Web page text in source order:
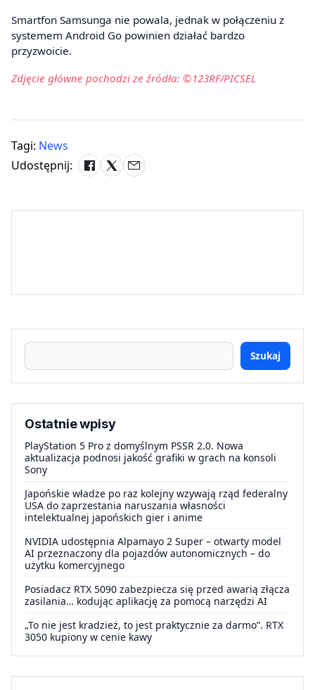
Smartfon Samsunga nie powala, jednak w połączeniu z
systemem Android Go powinien działać bardzo
przyzwoicie.
Zdjęcie główne pochodzi ze źródła: ©123RF/PICSEL
Tagi: News
Udostępnij:
Szukaj
Ostatnie wpisy
PlayStation 5 Pro z domyślnym PSSR 2.0. Nowa
aktualizacja podnosi jakość grafiki w grach na konsoli
Sony
Japońskie władze po raz kolejny wzywają rząd federalny
USA do zaprzestania naruszania własności
intelektualnej japońskich gier i anime
NVIDIA udostępnia Alpamayo 2 Super – otwarty model
AI przeznaczony dla pojazdów autonomicznych – do
użytku komercyjnego
Posiadacz RTX 5090 zabezpiecza się przed awarią złącza
zasilania… kodując aplikację za pomocą narzędzi AI
„To nie jest kradzież, to jest praktycznie za darmo”. RTX
3050 kupiony w cenie kawy